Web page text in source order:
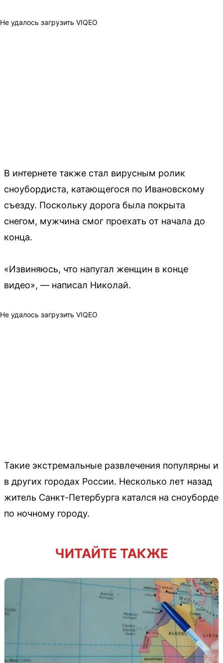
Не удалось загрузить VIQEO
В интернете также стал вирусным ролик
сноубордиста, катающегося по Ивановскому
съезду. Поскольку дорога была покрыта
снегом, мужчина смог проехать от начала до
конца.
«Извиняюсь, что напугал женщин в конце
видео», — написал Николай.
Не удалось загрузить VIQEO
Такие экстремальные развлечения популярны и
в других городах России. Несколько лет назад
житель Санкт-Петербурга катался на сноуборде
по ночному городу.
ЧИТАЙТЕ ТАКЖЕ